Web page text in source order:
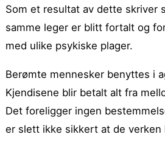
Som et resultat av dette skriver
samme leger er blitt fortalt og
med ulike psykiske plager.
Berømte mennesker benyttes i
Kjendisene blir betalt alt fra
Det foreligger ingen
er slett ikke sikkert at de